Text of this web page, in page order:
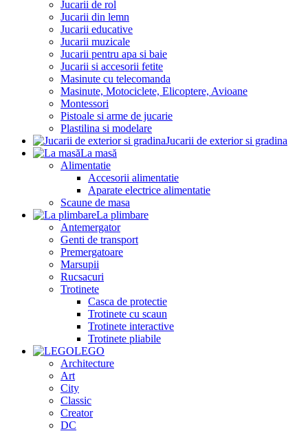
Jucarii de rol
Jucarii din lemn
Jucarii educative
Jucarii muzicale
Jucarii pentru apa si baie
Jucarii si accesorii fetite
Masinute cu telecomanda
Masinute, Motociclete, Elicoptere, Avioane
Montessori
Pistoale si arme de jucarie
Plastilina si modelare
Jucarii de exterior si gradina
La masă
Alimentatie
Accesorii alimentatie
Aparate electrice alimentatie
Scaune de masa
La plimbare
Antemergator
Genti de transport
Premergatoare
Marsupii
Rucsacuri
Trotinete
Casca de protectie
Trotinete cu scaun
Trotinete interactive
Trotinete pliabile
LEGO
Architecture
Art
City
Classic
Creator
DC